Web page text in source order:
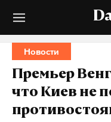
Новости
Премьер
что Киев не